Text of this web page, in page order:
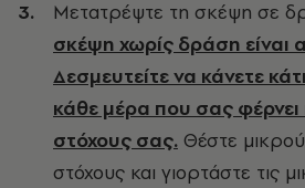
Μετατρέψτε τη σκέψη σε
σκέψη χωρίς δράση είναι
Δεσμευτείτε να κάνετε
κάθε μέρα που σας φέρνει
στόχους σας. Θέστε
στόχους και γιορτάστε τις